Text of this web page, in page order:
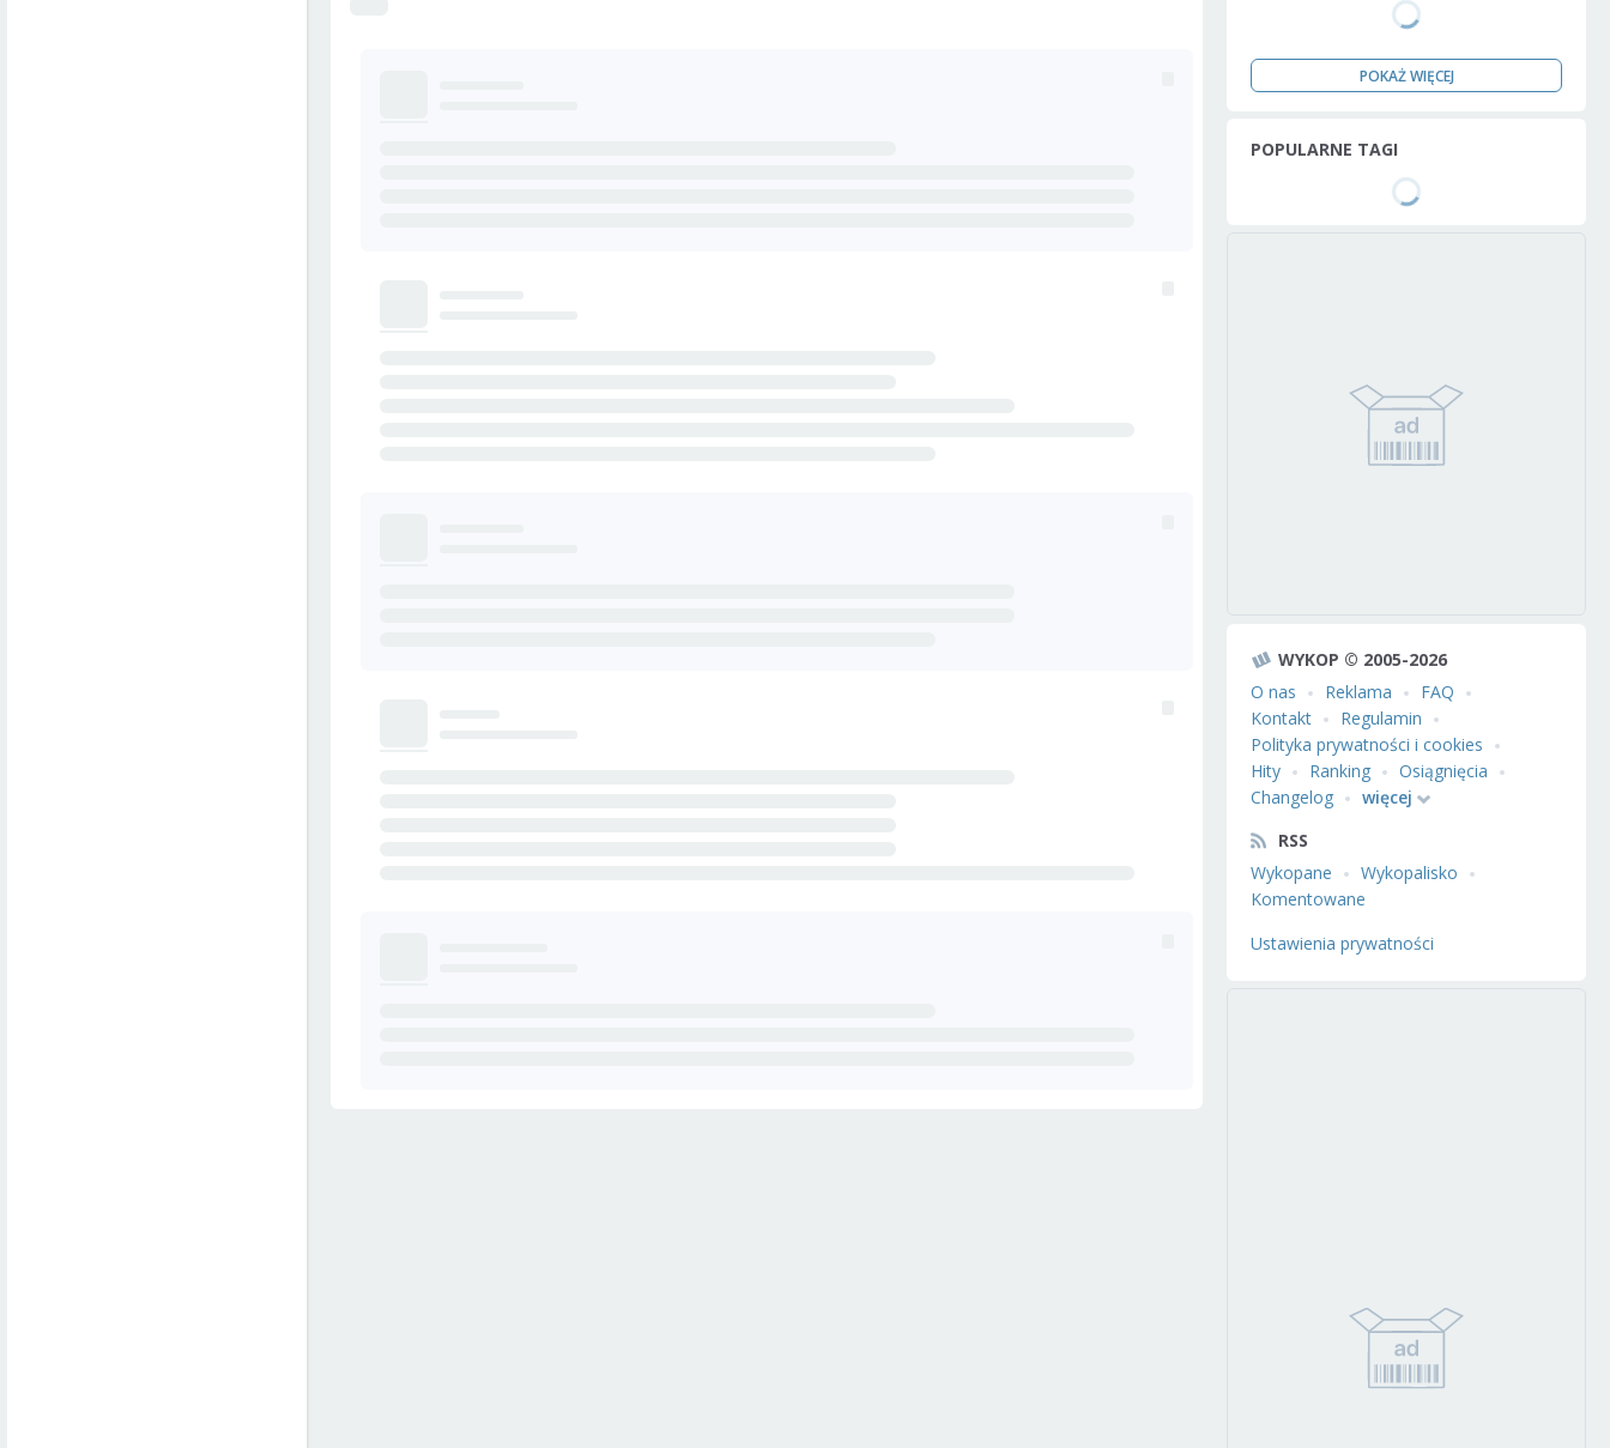
POKAŻ WIĘCEJ
POPULARNE TAGI
WYKOP © 2005-2026
O nas
Reklama
FAQ
Kontakt
Regulamin
Polityka prywatności i cookies
Hity
Ranking
Osiągnięcia
Changelog
więcej
RSS
Wykopane
Wykopalisko
Komentowane
Ustawienia prywatności